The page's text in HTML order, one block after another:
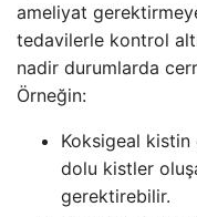
ameliyat
tedavilerle kontrol
nadir durumlarda
Örneğin:
Koksigeal kistin
dolu kistler
gerektirebilir.